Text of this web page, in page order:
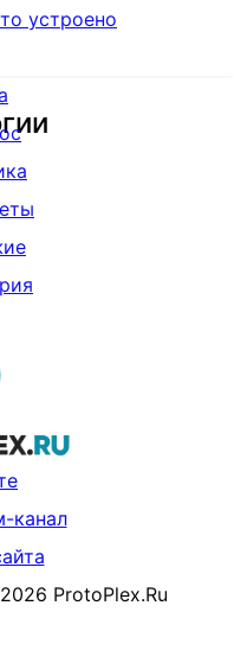
устроено
канал
2026 ProtoPlex.Ru